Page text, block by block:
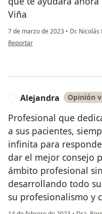
Viña
7 de marzo de 2023 • Dr. Nicolás
en opinión del usuario Cecilia
Reportar
Alejandra Opinión
Profesional que
a sus pacientes,
infinita para
dar el mejor consejo
ámbito profesional
desarrollando todo
su profesionalismo y